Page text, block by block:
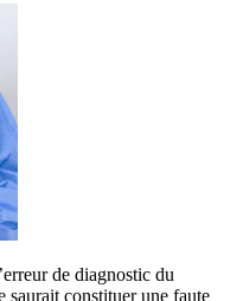
de diagnostic du
saurait constituer une faute